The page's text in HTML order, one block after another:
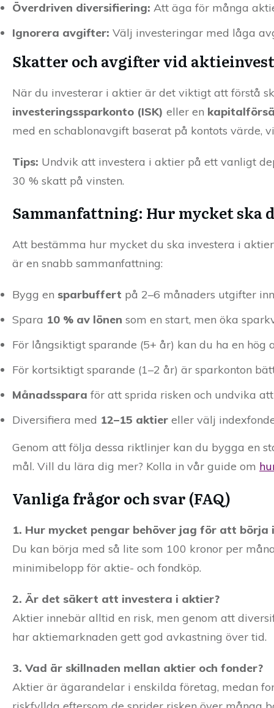
Överdriven diversifiering: Att äga för många
Ignorera avgifter: Välj investeringar med låga
Skatter och avgifter vid
När du investerar i aktier är det viktigt att förstå
investeringssparkonto (ISK) eller en
med en schablonavgift baserat på kontots
Tips: Undvik att investera i aktier på ett vanligt
30 % skatt på vinsten.
Sammanfattning: Hur mycket ska
Att bestämma hur mycket du ska investera i
är en snabb sammanfattning:
Bygg en sparbuffert på 2–6 månaders utgifter
Spara 10 % av lönen som en start, men öka
För långsiktigt sparande (5+ år) kan du ha en hög
För kortsiktigt sparande (1–2 år) är sparkonton
Månadsspara för att sprida risken och undvika
Diversifiera med 12–15 aktier eller välj
Genom att följa dessa riktlinjer kan du bygga en
mål. Vill du lära dig mer? Kolla in vår guide om
Vanliga frågor och svar (FAQ)
1. Hur mycket pengar behöver jag för att börja
Du kan börja med så lite som 100 kronor per
minimibelopp för aktie- och fondköp.
2. Är det säkert att investera i aktier?
Aktier innebär alltid en risk, men genom att
har aktiemarknaden gett god avkastning över tid.
3. Vad är skillnaden mellan aktier och fonder?
Aktier är ägarandelar i enskilda företag, medan